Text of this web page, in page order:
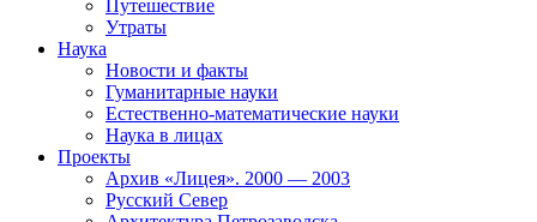
Путешествие
Утраты
Наука
Новости и факты
Гуманитарные науки
Естественно-математические науки
Наука в лицах
Проекты
Архив «Лицея». 2000 — 2003
Русский Север